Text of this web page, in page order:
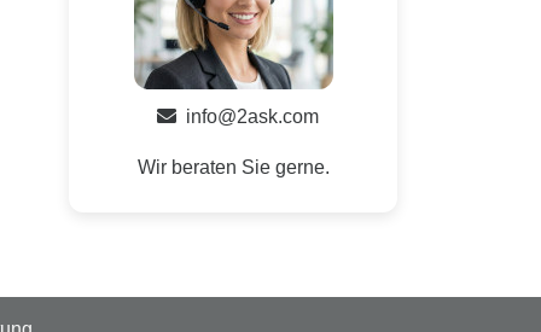
info@2ask.com
Wir beraten Sie gerne.